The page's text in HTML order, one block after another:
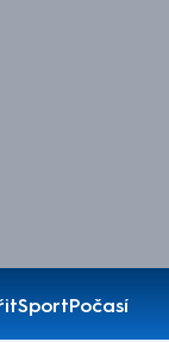
SportPočasí